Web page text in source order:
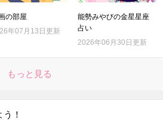
の部屋
年07月13日更新
能勢みやびの金星星座
占い
2026年06月30日更新
もっと見る
！